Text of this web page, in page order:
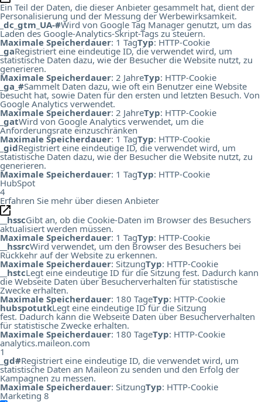
Ein Teil der Daten, die dieser Anbieter gesammelt hat, dient der
Personalisierung und der Messung der Werbewirksamkeit.
_dc_gtm_UA-#Wird von Google Tag Manager genutzt, um das
Laden des Google-Analytics-Skript-Tags zu steuern.
Maximale Speicherdauer: 1 TagTyp: HTTP-Cookie
_gaRegistriert eine eindeutige ID, die verwendet wird, um
statistische Daten dazu, wie der Besucher die Website nutzt, zu
generieren.
Maximale Speicherdauer: 2 JahreTyp: HTTP-Cookie
_ga_#Sammelt Daten dazu, wie oft ein Benutzer eine Website
besucht hat, sowie Daten für den ersten und letzten Besuch. Von
Google Analytics verwendet.
Maximale Speicherdauer: 2 JahreTyp: HTTP-Cookie
_gatWird von Google Analytics verwendet, um die
Anforderungsrate einzuschränken
Maximale Speicherdauer: 1 TagTyp: HTTP-Cookie
_gidRegistriert eine eindeutige ID, die verwendet wird, um
statistische Daten dazu, wie der Besucher die Website nutzt, zu
generieren.
Maximale Speicherdauer: 1 TagTyp: HTTP-Cookie
HubSpot
4
Erfahren Sie mehr über diesen Anbieter
__hsscGibt an, ob die Cookie-Daten im Browser des Besuchers
aktualisiert werden müssen.
Maximale Speicherdauer: 1 TagTyp: HTTP-Cookie
__hssrcWird verwendet, um den Browser des Besuchers bei
Rückkehr auf der Website zu erkennen.
Maximale Speicherdauer: SitzungTyp: HTTP-Cookie
__hstcLegt eine eindeutige ID für die Sitzung fest. Dadurch kann
die Webseite Daten über Besucherverhalten für statistische
Zwecke erhalten.
Maximale Speicherdauer: 180 TageTyp: HTTP-Cookie
hubspotutkLegt eine eindeutige ID für die Sitzung
fest. Dadurch kann die Webseite Daten über Besucherverhalten
für statistische Zwecke erhalten.
Maximale Speicherdauer: 180 TageTyp: HTTP-Cookie
analytics.maileon.com
1
_gd#Registriert eine eindeutige ID, die verwendet wird, um
statistische Daten an Maileon zu senden und den Erfolg der
Kampagnen zu messen.
Maximale Speicherdauer: SitzungTyp: HTTP-Cookie
Marketing 8